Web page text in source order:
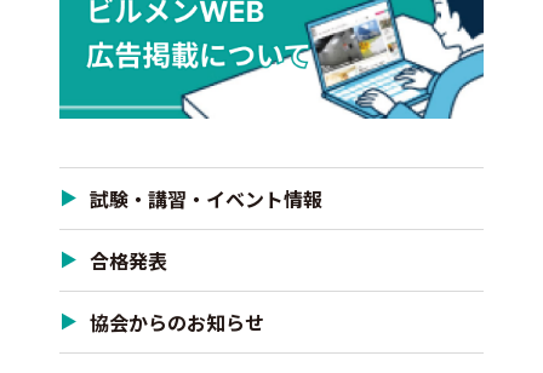
試験・講習・イベント情報
合格発表
協会からのお知らせ